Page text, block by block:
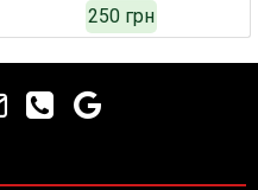
250 грн